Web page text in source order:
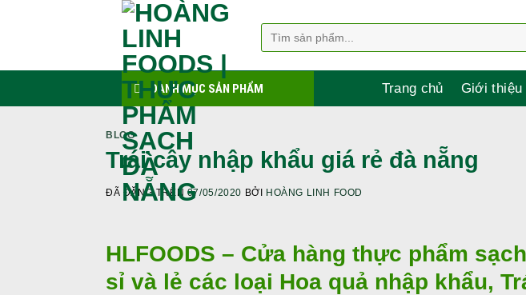
dung
Tìm
kiếm:
DANH MỤC SẢN PHẨM Trang chủ Giới thiệu
BLOG
Trái cây nhập khẩu giá rẻ đà nẵng
ĐÃ ĐĂNG TRÊN 07/05/2020 BỞI HOÀNG LINH FOOD
HLFOODS – Cửa hàng thực phẩm
sỉ và lẻ các loại Hoa quả nhập khẩu,